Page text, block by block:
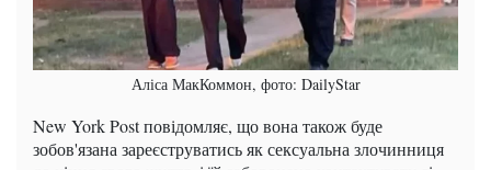
Аліса МакКоммон, фото: DailyStar
New York Post повідомляє, що вона також буде
зобов'язана зареєструватись як сексуальна злочинниця